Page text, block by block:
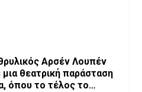
Αρσέν Λουπέν
μια θεατρική παράσταση